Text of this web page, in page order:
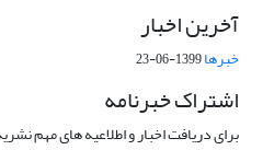
آخرین اخبار
خبرها1399-06-23
اشتراک خبرنامه
برای دریافت اخبار و اطلاعیه های مهم